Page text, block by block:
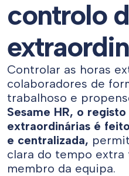
controlo
Controlar as horas
colaboradores de
trabalhoso e
Sesame HR, o
extraordinárias é
e centralizada,
clara do tempo extra
membro da equipa.